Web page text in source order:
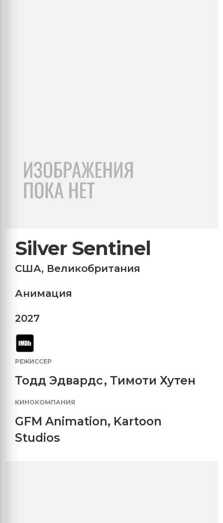
Silver Sentinel
США, Великобритания
Анимация
2027
РЕЖИССЕР
Тодд Эдвардс, Тимоти Хутен
КИНОКОМПАНИЯ
GFM Animation, Kartoon
Studios